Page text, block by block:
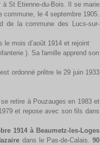
St Etienne-du-Bois. Il se marie
commune, le 4 septembre 1905.
de la commune des Lucs-sur-
mois d’août 1914 et rejoint
). Sa famille apprend son
ordonné prêtre le 29 juin 1933
retire à Pouzauges en 1983 et
et repose avec son fils dans
1914 à Beaumetz-les-Loges
dans le Pas-de-Calais.90